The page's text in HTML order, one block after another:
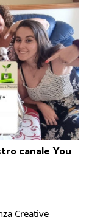
canale You
Creative